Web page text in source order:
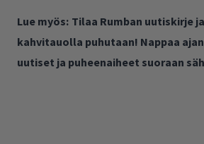
Lue myös: Tilaa Rumban uutiskirje
kahvitauolla puhutaan! Nappaa
uutiset ja puheenaiheet suoraan